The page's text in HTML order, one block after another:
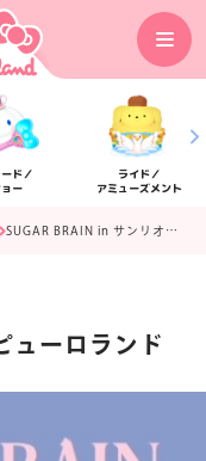
ド／
ー
ライド／
アミューズメント
SUGAR BRAIN in サンリオピューロランド
ューロランド